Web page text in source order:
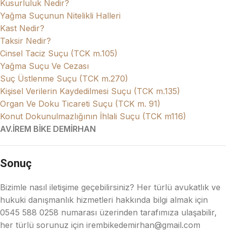
Kusurluluk Nedir?
Yağma Suçunun Nitelikli Halleri
Kast Nedir?
Taksir Nedir?
Cinsel Taciz Suçu (TCK m.105)
Yağma Suçu Ve Cezası
Suç Üstlenme Suçu (TCK m.270)
Kişisel Verilerin Kaydedilmesi Suçu (TCK m.135)
Organ Ve Doku Ticareti Suçu (TCK m. 91)
Konut Dokunulmazlığının İhlali Suçu (TCK m116)
AV.İREM BİKE DEMİRHAN
Sonuç
Bizimle nasıl iletişime geçebilirsiniz? Her türlü avukatlık ve
hukuki danışmanlık hizmetleri hakkında bilgi almak için
0545 588 0258 numarası üzerinden tarafımıza ulaşabilir,
her türlü sorunuz için irembikedemirhan@gmail.com